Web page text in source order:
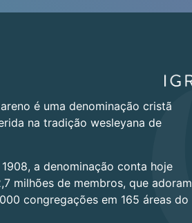
é uma denominação cristã
na tradição wesleyana de
a denominação conta hoje
milhões de membros, que adoram
congregações em 165 áreas do